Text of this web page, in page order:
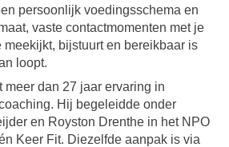
persoonlijk voedingsschema en
vaste contactmomenten met je
bijstuurt en bereikbaar is
loopt.
meer dan 27 jaar ervaring in
Hij begeleidde onder
en Royston Drenthe in het NPO
Keer Fit. Diezelfde aanpak is via